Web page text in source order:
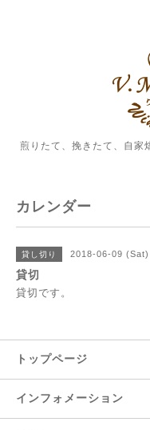
煎りたて、挽きたて、自家
カレンダー
貸し切り 2018-06-09 (Sat)
貸切
貸切です。
トップページ
インフォメーション